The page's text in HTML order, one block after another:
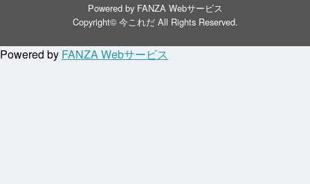
Powered by FANZA Webサービス
Copyright© 今これだAll Rights Reserved.
Powered by FANZA Webサービス